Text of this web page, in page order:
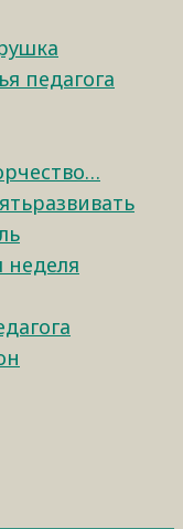
педагога
неделя